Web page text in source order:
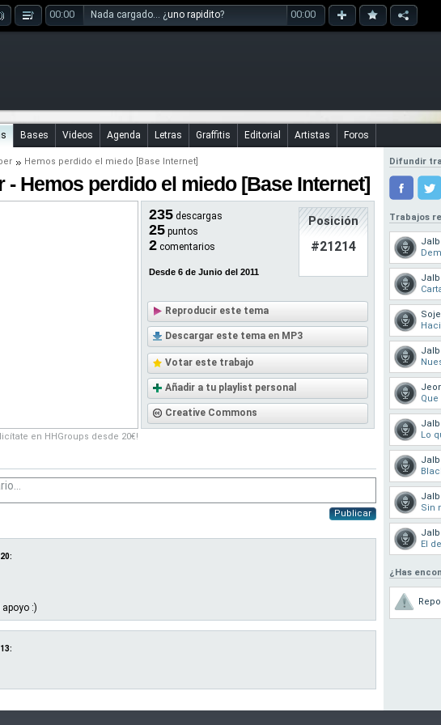
00:00 Nada cargado... ¿uno rapidito? 00:00
Bases Videos Agenda Letras Graffitis Editorial Artistas Foros
Hemos perdido el miedo [Base Internet]
- Hemos perdido el miedo [Base Internet]
en HHGroups desde 20€!
235 descargas
25 puntos
2 comentarios
Desde 6 de Junio del 2011
Posición
#21214
Reproducir este tema
Descargar este tema en MP3
Votar este trabajo
Añadir a tu playlist personal
Creative Commons
Publicar
:)
Difundir
Trabajos
Que
Lo
Sin
El
¿Has